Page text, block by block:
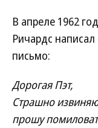
В апреле 1962
Ричардс
письмо:
Дорогая Пэт,
Страшно
прошу